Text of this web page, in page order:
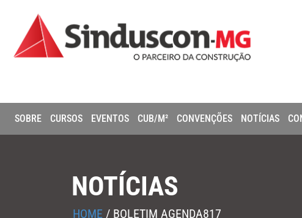
SOBRE CURSOS EVENTOS CUB/M² CONVENÇÕES NOTÍCIAS
NOTÍCIAS
HOME / BOLETIM AGENDA817